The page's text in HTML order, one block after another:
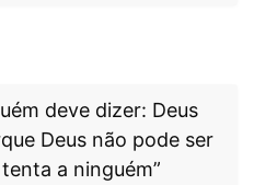
deve dizer: Deus
Deus não pode ser
a ninguém”